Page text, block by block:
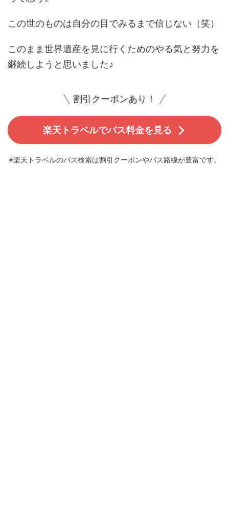
この世のものは自分の目でみるまで信じない（笑）
このまま世界遺産を見に行くためのやる気と努力を
継続しようと思いました♪
割引クーポンあり！
楽天トラベルでバス料金を見る
※楽天トラベルのバス検索は割引クーポンやバス路線が豊富です。